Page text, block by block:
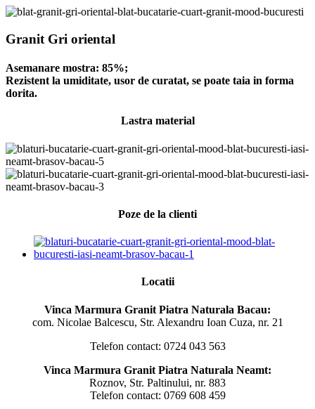
Granit Gri oriental
Asemanare mostra: 85%;
Rezistent la umiditate, usor de curatat, se poate taia in forma
dorita.
Lastra material
Poze de la clienti
Locatii
Vinca Marmura Granit Piatra Naturala Bacau:
com. Nicolae Balcescu, Str. Alexandru Ioan Cuza, nr. 21
Telefon contact: 0724 043 563
Vinca Marmura Granit Piatra Naturala Neamt:
Roznov, Str. Paltinului, nr. 883
Telefon contact: 0769 608 459